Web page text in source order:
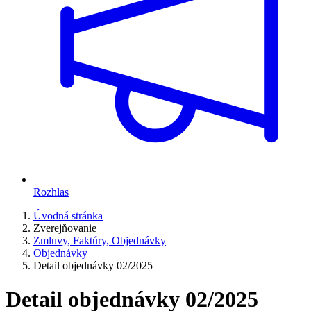
Rozhlas
Úvodná stránka
Zverejňovanie
Zmluvy, Faktúry, Objednávky
Objednávky
Detail objednávky 02/2025
Detail objednávky 02/2025